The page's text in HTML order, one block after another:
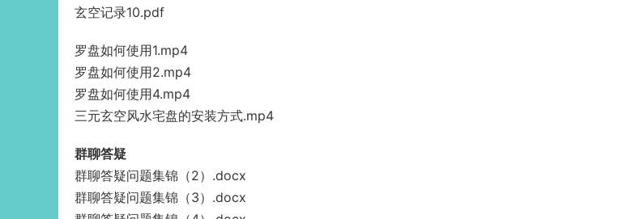
玄空记录10.pdf
罗盘如何使用1.mp4
罗盘如何使用2.mp4
罗盘如何使用4.mp4
三元玄空风水宅盘的安装方式.mp4
群聊答疑
群聊答疑问题集锦（2）.docx
群聊答疑问题集锦（3）.docx